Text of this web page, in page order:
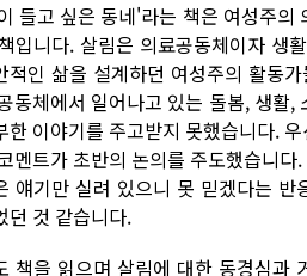
들고 싶은 동네'라는 책은 여성주의
입니다. 살림은 의료공동체이자 생
적인 삶을 설계하던 여성주의 활동
동체에서 일어나고 있는 돌봄, 생활
한 이야기를 주고받지 못했습니다.
멘트가 초반의 논의를 주도했습니
얘기만 실려 있으니 못 믿겠다는
던 것 같습니다.
책을 읽으며 살림에 대한 동경심과